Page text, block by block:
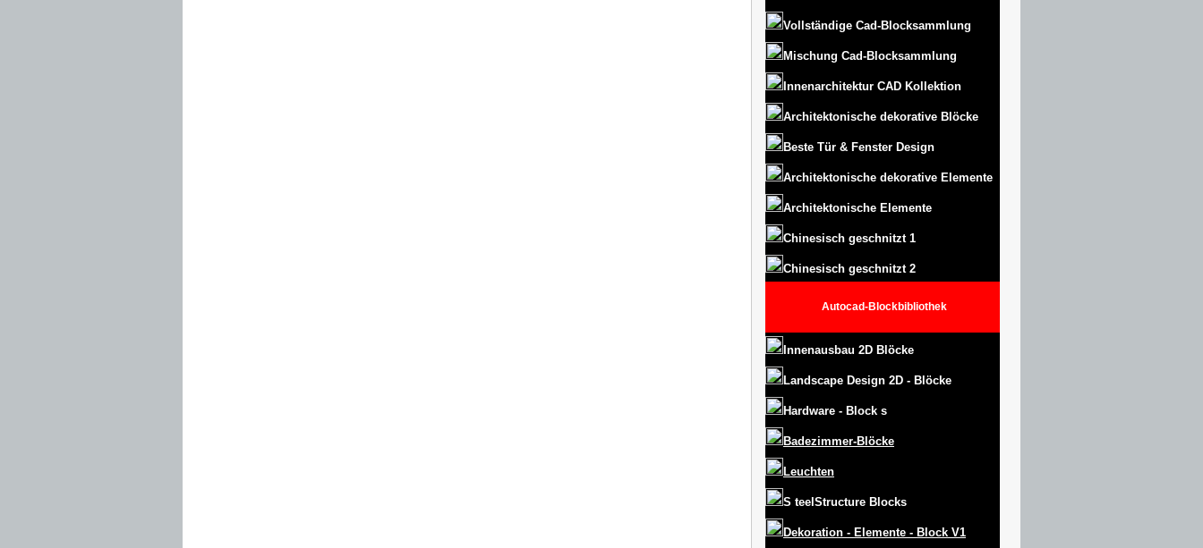
Vollständige Cad-Blocksammlung
Mischung Cad-Blocksammlung
Innenarchitektur CAD Kollektion
Architektonische dekorative Blöcke
Beste Tür & Fenster Design
Architektonische dekorative Elemente
Architektonische Elemente
Chinesisch geschnitzt 1
Chinesisch geschnitzt 2
Autocad-Blockbibliothek
Innenausbau 2D Blöcke
Landscape Design 2D - Blöcke
Hardware - Block s
Badezimmer-Blöcke
Leuchten
S teel Structure Blocks
Dekoration - Elemente - Block V1